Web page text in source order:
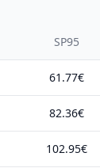
SP95
61.77€
82.36€
102.95€